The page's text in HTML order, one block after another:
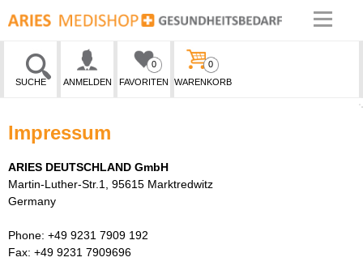
SUCHE ANMELDEN FAVORITEN
0
WARENKORB
0
Impressum
ARIES DEUTSCHLAND GmbH
Martin-Luther-Str.1, 95615 Marktredwitz
Germany
Phone: +49 9231 7909 192
Fax: +49 9231 7909696